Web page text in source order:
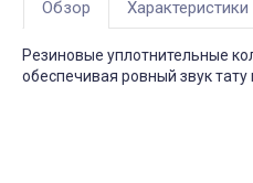
Обзор Характеристики
Резиновые уплотнительные
обеспечивая ровный звук